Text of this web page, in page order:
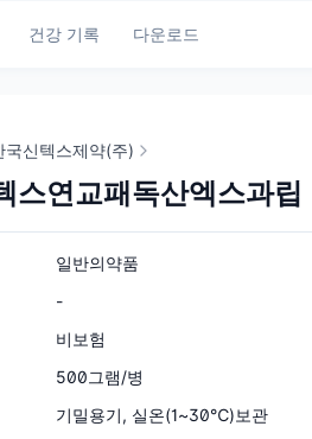
건강 기록 다운로드
국신텍스제약(주)
스연교패독산엑스과립
일반의약품
-
비보험
500그램/병
기밀용기, 실온(1~30℃)보관